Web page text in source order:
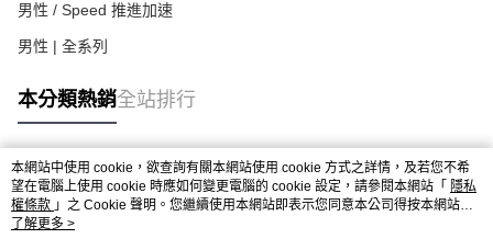
男性 / Speed 推進加速
男性 | 全系列
本分類熱銷全站排行
熱門標籤
本網站中使用 cookie，欲查詢有關本網站使用 cookie 方式之詳情，及若您不希
望在電腦上使用 cookie 時應如何變更電腦的 cookie 設定，請參閱本網站「 隱私
權條款 」之 Cookie 聲明。您繼續使用本網站即表示您同意本公司得按本網站使
用條款之 Cookie 聲明使用 cookie。
了解更多 >